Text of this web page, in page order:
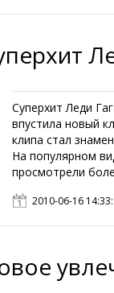
Суперхит Леди
впустила новый
клипа стал
На популярном
просмотрели
2010-06-16